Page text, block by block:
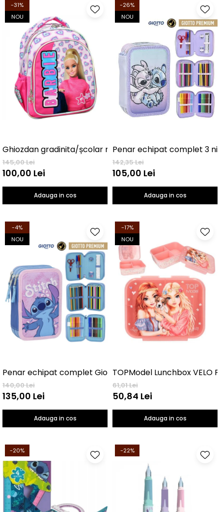
-31%
NOU
Ghiozdan gradinita/școlar mic 30 Cm Barbie Love
145,00 Lei
100,00 Lei
Adauga in cos
-26%
NOU
142,35 Lei
105,00 Lei
Adauga in cos
-4%
NOU
Penar echipat complet Giotto, 3 nivele Stitch
140,00 Lei
135,00 Lei
Adauga in cos
-17%
NOU
TOPModel Lunchbox VELO
61,01 Lei
50,84 Lei
Adauga in cos
-20% -22%